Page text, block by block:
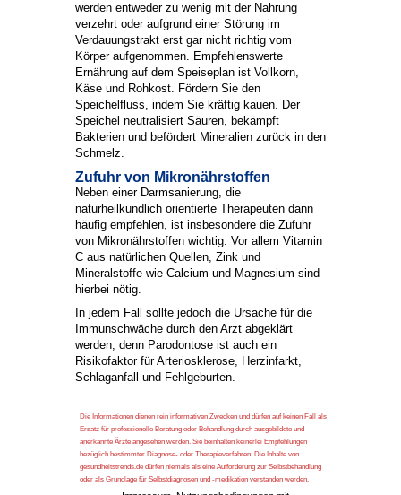
werden entweder zu wenig mit der Nahrung
verzehrt oder aufgrund einer Störung im
Verdauungstrakt erst gar nicht richtig vom
Körper aufgenommen. Empfehlenswerte
Ernährung auf dem Speiseplan ist Vollkorn,
Käse und Rohkost. Fördern Sie den
Speichelfluss, indem Sie kräftig kauen. Der
Speichel neutralisiert Säuren, bekämpft
Bakterien und befördert Mineralien zurück in den
Schmelz.
Zufuhr von Mikronährstoffen
Neben einer Darmsanierung, die
naturheilkundlich orientierte Therapeuten dann
häufig empfehlen, ist insbesondere die Zufuhr
von Mikronährstoffen wichtig. Vor allem Vitamin
C aus natürlichen Quellen, Zink und
Mineralstoffe wie Calcium und Magnesium sind
hierbei nötig.
In jedem Fall sollte jedoch die Ursache für die
Immunschwäche durch den Arzt abgeklärt
werden, denn Parodontose ist auch ein
Risikofaktor für Arteriosklerose, Herzinfarkt,
Schlaganfall und Fehlgeburten.
Die Informationen dienen rein informativen Zwecken und dürfen auf keinen Fall als
Ersatz für professionelle Beratung oder Behandlung durch ausgebildete und
anerkannte Ärzte angesehen werden. Sie beinhalten keinerlei Empfehlungen
bezüglich bestimmter Diagnose- oder Therapieverfahren. Die Inhalte von
gesundheitstrends.de dürfen niemals als eine Aufforderung zur Selbstbehandlung
oder als Grundlage für Selbstdiagnosen und -medikation verstanden werden.